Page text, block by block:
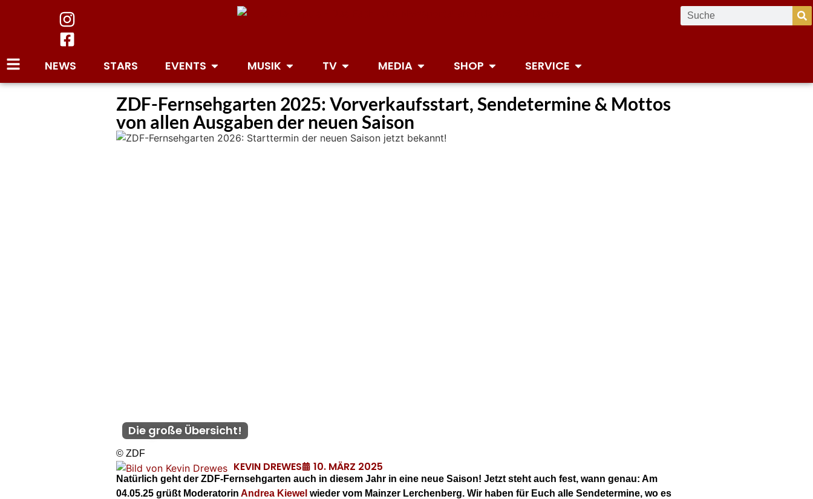
NEWS STARS EVENTS MUSIK TV MEDIA SHOP SERVICE
ZDF-Fernsehgarten 2025: Vorverkaufsstart, Sendetermine & Mottos
von allen Ausgaben der neuen Saison
Die große Übersicht!
© ZDF
KEVIN DREWES 10. MÄRZ 2025
Natürlich geht der ZDF-Fernsehgarten auch in diesem Jahr in eine neue Saison! Jetzt steht auch fest, wann genau: Am
04.05.25 grüßt Moderatorin Andrea Kiewel wieder vom Mainzer Lerchenberg. Wir haben für Euch alle Sendetermine, wo es